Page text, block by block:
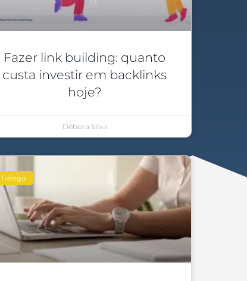
Fazer link building: quanto
custa investir em backlinks
hoje?
Débora Silva
Tráfego